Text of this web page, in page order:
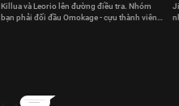
Killua và Leorio lên đường điều tra. Nhóm
bạn phải đối đầu Omokage - cựu thành viên